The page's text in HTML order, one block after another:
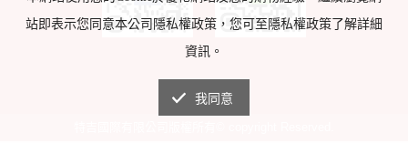
站即表示您同意本公司隱私權政策，您可至隱私權政策了解詳細
資訊。
我同意